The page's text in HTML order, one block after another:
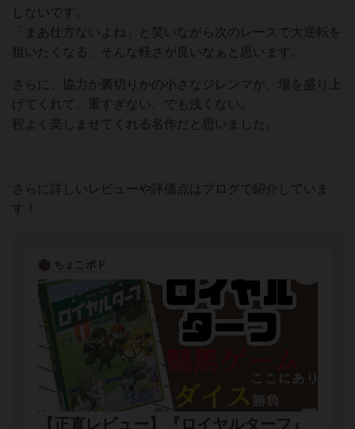
しないです。
「まあ仕方ないよね」と笑いながら次のレースで大逆転を
狙いたくなる、そんな軽さが良いなぁと思います。
さらに、協力か裏切りかの小さなジレンマが、場を盛り上
げてくれて、重すぎない、でも浅くない。
程よく楽しませてくれる名作だと思いました。
さらに詳しいレビューや評価点はブログで紹介していま
す！